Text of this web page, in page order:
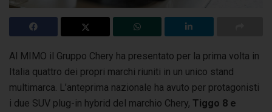
Al MIMO il Gruppo Chery ha presentato per la prima volta in
Italia quattro dei propri marchi riuniti in un unico stand
multimarca. L’anteprima nazionale ha avuto per protagonisti
i due SUV plug-in hybrid del marchio Chery, Tiggo 8 e